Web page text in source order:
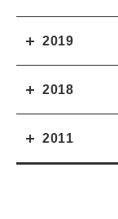
2019
2018
2011